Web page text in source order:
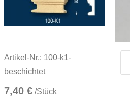
Artikel-Nr.: 100-k1-
beschichtet
7,40 € /Stück